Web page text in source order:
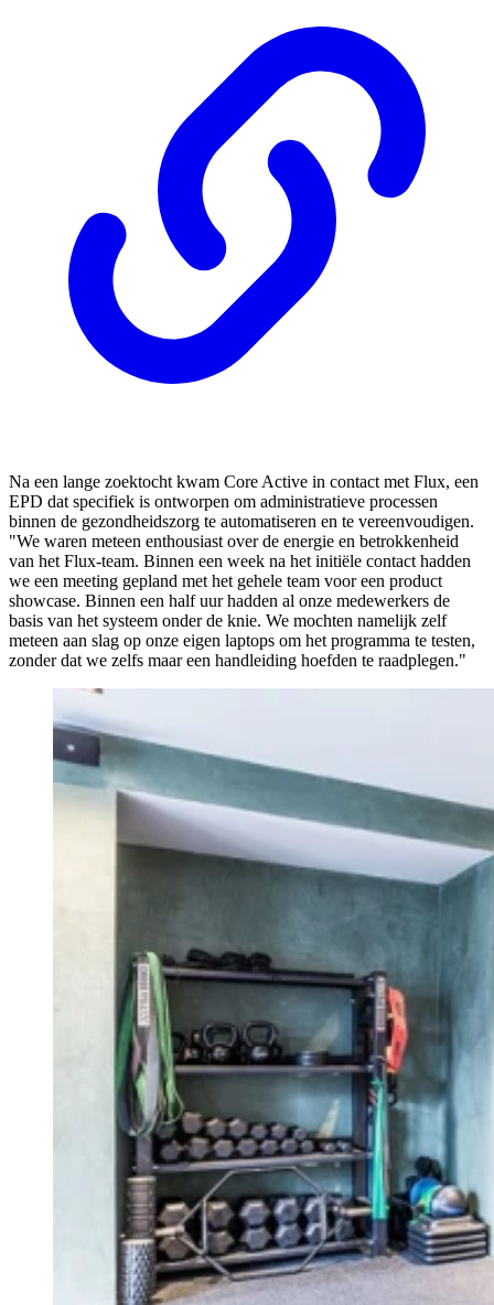
Na een lange zoektocht kwam Core Active in contact met Flux, een
EPD dat specifiek is ontworpen om administratieve processen
binnen de gezondheidszorg te automatiseren en te vereenvoudigen.
"We waren meteen enthousiast over de energie en betrokkenheid
van het Flux-team. Binnen een week na het initiële contact hadden
we een meeting gepland met het gehele team voor een product
showcase. Binnen een half uur hadden al onze medewerkers de
basis van het systeem onder de knie. We mochten namelijk zelf
meteen aan slag op onze eigen laptops om het programma te testen,
zonder dat we zelfs maar een handleiding hoefden te raadplegen."